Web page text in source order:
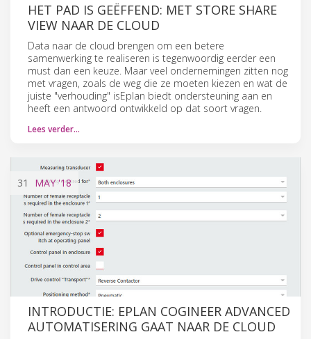
HET PAD IS GEËFFEND: MET STORE SHARE
VIEW NAAR DE CLOUD
Data naar de cloud brengen om een betere
samenwerking te realiseren is tegenwoordig eerder een
must dan een keuze. Maar veel ondernemingen zitten nog
met vragen, zoals de weg die ze moeten kiezen en wat de
juiste "verhouding" isEplan biedt ondersteuning aan en
heeft een antwoord ontwikkeld op dat soort vragen.
Lees verder…
31 MAY'18
INTRODUCTIE: EPLAN COGINEER ADVANCED
AUTOMATISERING GAAT NAAR DE CLOUD